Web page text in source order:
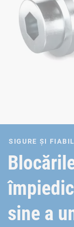
SIGURE ȘI
sine a